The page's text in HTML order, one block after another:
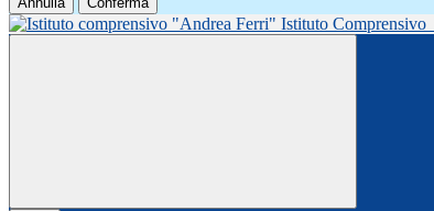
Istituto Comprensivo